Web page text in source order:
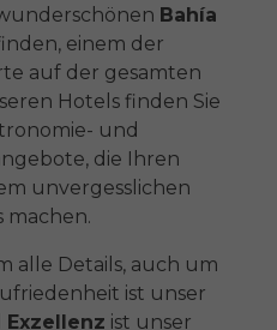
Bahía
einem der
auf der gesamten
Hotels finden Sie
und
die Ihren
unvergesslichen
machen.
alle Details, auch um
ist unser
Exzellenz ist unser